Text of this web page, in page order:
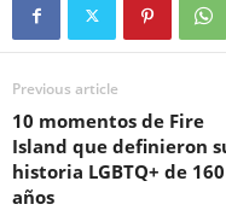
Previous article
10 momentos de Fire
Island que definieron
historia LGBTQ+ de 160
años